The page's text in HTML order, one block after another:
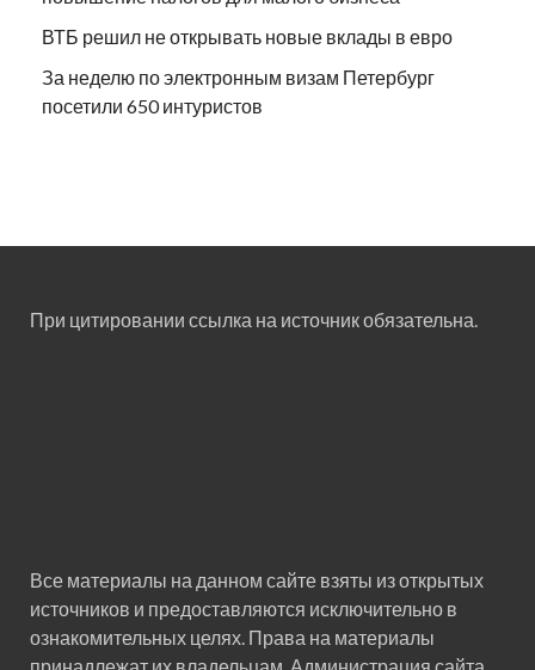
ВТБ решил не открывать новые вклады в евро
За неделю по электронным визам Петербург
посетили 650 интуристов
При цитировании ссылка на источник обязательна.
Все материалы на данном сайте взяты из открытых
источников и предоставляются исключительно в
ознакомительных целях. Права на материалы